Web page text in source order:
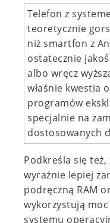
Telefon z
teoretycznie
niż smartfon z
ostatecznie
albo wręcz
właśnie kwestia
programów
specjalnie na
dostosowanych
Podkreśla się
wyraźnie lepiej
podręczną RAM
wykorzystują
systemu